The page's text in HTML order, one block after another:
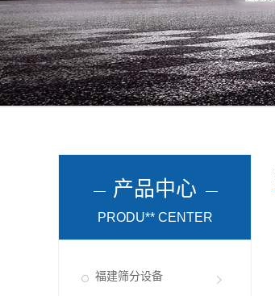
产品中心
PRODU** CENTER
福建筛分设备